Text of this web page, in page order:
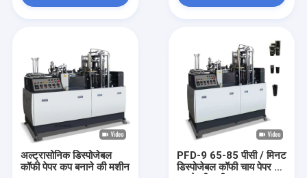
घर
अल्ट्रासोनिक डिस्पोजेबल
कॉफी पेपर कप बनाने की मशीन
PFD-9 65-85 पीसी / मिनट
डिस्पोजेबल कॉफी चाय पेपर कप